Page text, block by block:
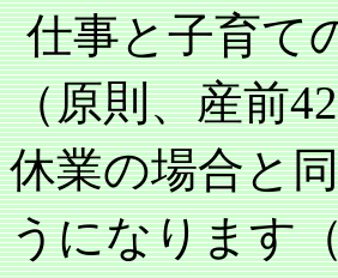
仕事と子育て
（原則、産前42
休業の場合と
うになります